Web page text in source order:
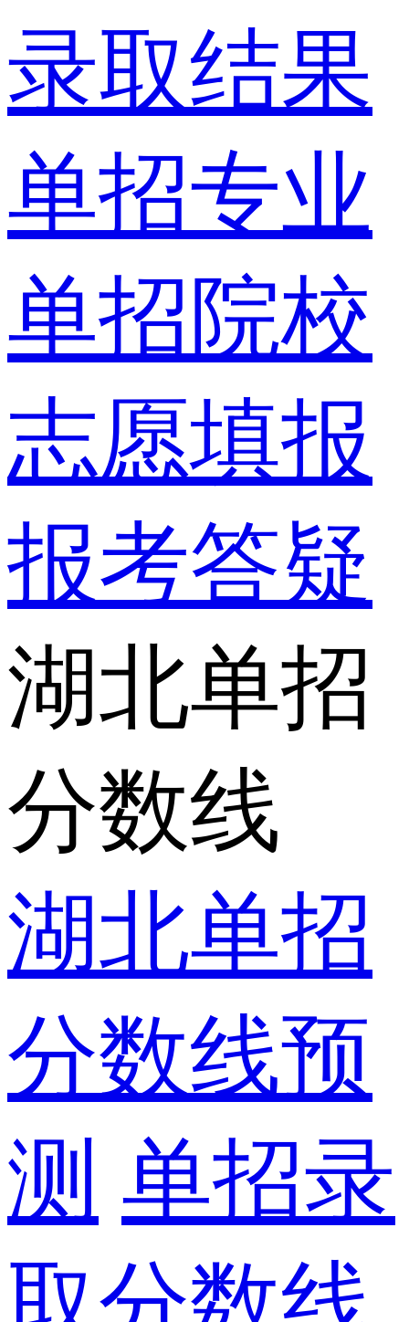
录取结果
单招专业
单招院校
志愿填报
报考答疑
湖北单招
分数线
湖北单招
分数线预
测 单招录